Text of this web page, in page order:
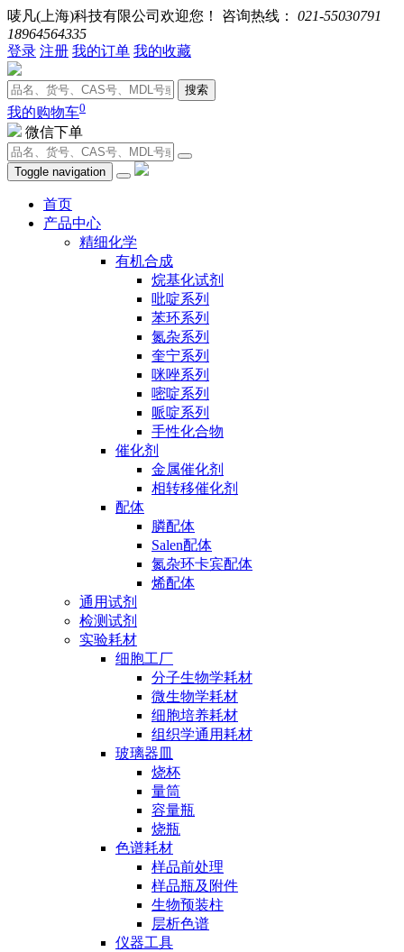
唛凡(上海)科技有限公司欢迎您！ 咨询热线： 021-55030791
18964564335
登录 注册 我的订单 我的收藏
搜索
我的购物车0
微信下单
Toggle navigation
首页
产品中心
精细化学
有机合成
烷基化试剂
吡啶系列
苯环系列
氮杂系列
奎宁系列
咪唑系列
嘧啶系列
哌啶系列
手性化合物
催化剂
金属催化剂
相转移催化剂
配体
膦配体
Salen配体
氮杂环卡宾配体
烯配体
通用试剂
检测试剂
实验耗材
细胞工厂
分子生物学耗材
微生物学耗材
细胞培养耗材
组织学通用耗材
玻璃器皿
烧杯
量筒
容量瓶
烧瓶
色谱耗材
样品前处理
样品瓶及附件
生物预装柱
层析色谱
仪器工具